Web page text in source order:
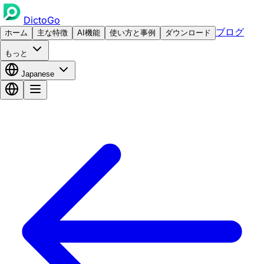
DictoGo
ホーム 主な特徴 AI機能 使い方と事例 ダウンロード ブログ
もっと
Japanese